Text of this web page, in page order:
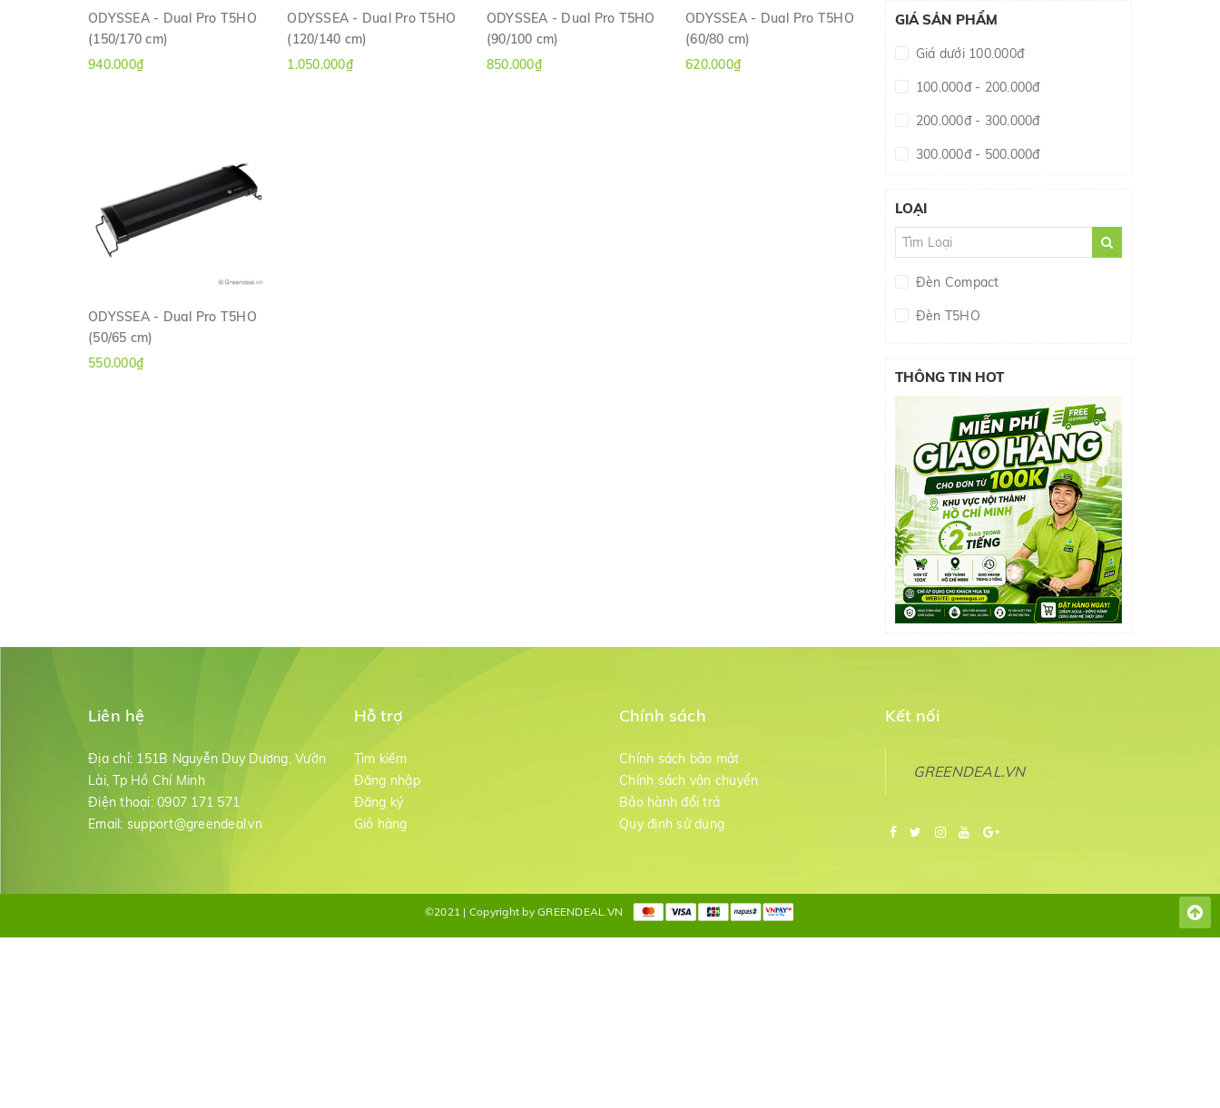
ODYSSEA - Dual Pro T5HO
(150/170 cm)
940.000₫
XEM NHANH
ODYSSEA - Dual Pro T5HO
(120/140 cm)
1.050.000₫
ODYSSEA - Dual Pro T5HO
(90/100 cm)
850.000₫
ODYSSEA - Dual Pro T5HO
(60/80 cm)
620.000₫
ODYSSEA - Dual Pro T5HO
(50/65 cm)
550.000₫
GIÁ SẢN PHẨM
Giá dưới 100.000đ
100.000đ - 200.000đ
200.000đ - 300.000đ
300.000đ - 500.000đ
Giá trên 1.000.000đ
LOẠI
Đèn Compact
Đèn T5HO
THÔNG TIN HOT
Liên hệ
Địa chỉ: 151B Nguyễn Duy Dương, Vườn
Lài, Tp Hồ Chí Minh
Điện thoại: 0907 171 571
Email: support@greendeal.vn
Hỗ trợ
Tìm kiếm
Đăng nhập
Đăng ký
Giỏ hàng
Chính sách
Chính sách bảo mật
Chính sách vận chuyển
Bảo hành đổi trả
Quy định sử dụng
Kết nối
GREENDEAL.VN
©2021 | Copyright by GREENDEAL.VN